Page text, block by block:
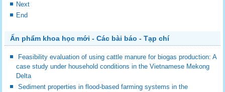
Next
End
Ấn phẩm khoa học mới - Các bài báo - Tạp chí
Feasibility evaluation of using cattle manure for biogas production: A
case study under household conditions in the Vietnamese Mekong
Delta
Sediment properties in flood-based farming systems in the